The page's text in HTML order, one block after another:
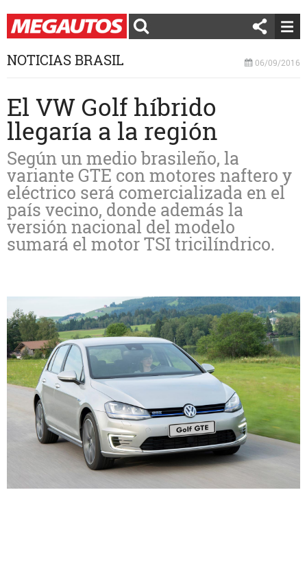
NOTICIAS BRASIL 06/09/2016
El VW Golf híbrido
llegaría a la región
Según un medio brasileño, la
variante GTE con motores naftero y
eléctrico será comercializada en el
país vecino, donde además la
versión nacional del modelo
sumará el motor TSI tricilíndrico.